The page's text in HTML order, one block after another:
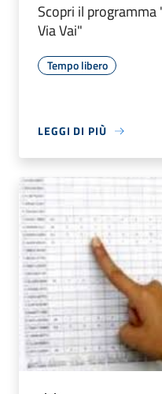
Scopri il
Via Vai"
Tempo libero
LEGGI DI PIÙ